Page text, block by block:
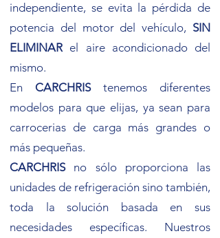
independiente, se evita la pérdida de
potencia del motor del vehículo, SIN
ELIMINARel aire acondicionado del
mismo.
En CARCHRIS tenemos diferentes
modelos para que elijas, ya sean para
carrocerias de carga más grandes o
más pequeñas.
CARCHRIS no sólo proporciona las
unidades de refrigeración sino también,
toda la solución basada en sus
necesidades específicas. Nuestros